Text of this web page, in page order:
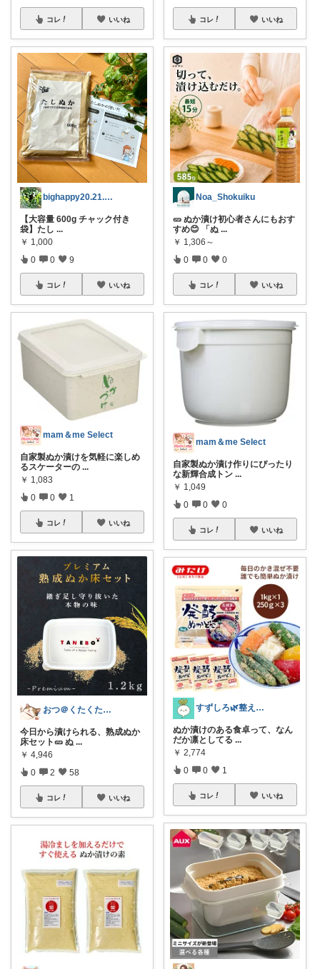
コレ いいね
bighappy20.21.24日感謝！
【大容量 600g チャック付き
袋】たし ...
￥ 1,000
0 0 9
コレ いいね
mam＆me Select
自家製ぬか漬けを気軽に楽しめ
るスケーターの ...
￥ 1,083
0 0 1
コレ いいね
おつ＠くたくたのゆる健康
今日から漬けられる、熟成ぬか
床セット🥒 ぬ ...
￥ 4,946
0 2 58
コレ いいね
コレ いいね
Noa_Shokuiku
🥒 ぬか漬け初心者さんにもおす
すめ😊 「ぬ ...
￥ 1,306～
0 0 0
コレ いいね
mam＆me Select
自家製ぬか漬け作りにぴったり
な新輝合成トン ...
￥ 1,049
0 0 0
コレ いいね
すずしろ🌿整えながら、ゆるく暮らす
ぬか漬けのある食卓って、なん
だか凛としてる ...
￥ 2,774
0 0 1
コレ いいね